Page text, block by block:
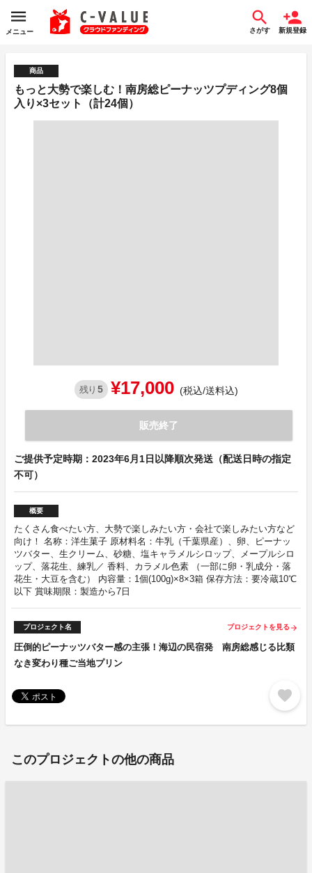
メニュー さがす 新規登録
商品
もっと大勢で楽しむ！南房総ピーナッツプディング8個
入り×3セット（計24個）
残り 5 ¥17,000 (税込/送料込)
販売終了
ご提供予定時期：2023年6月1日以降順次発送（配送日時の指定
不可）
概要
たくさん食べたい方、大勢で楽しみたい方・会社で楽しみたい方など
向け！ 名称：洋生菓子 原材料名：牛乳（千葉県産）、卵、ピーナッ
ツバター、生クリーム、砂糖、塩キャラメルシロップ、メープルシロ
ップ、落花生、練乳／ 香料、カラメル色素 （一部に卵・乳成分・落
花生・大豆を含む） 内容量：1個(100g)×8×3箱 保存方法：要冷蔵10℃
以下 賞味期限：製造から7日
プロジェクト名 プロジェクトを見る arrow_forward
圧倒的ピーナッツバター感の主張！海辺の民宿発 南房総感じる比類
なき変わり種ご当地プリン
favorite
このプロジェクトの他の商品